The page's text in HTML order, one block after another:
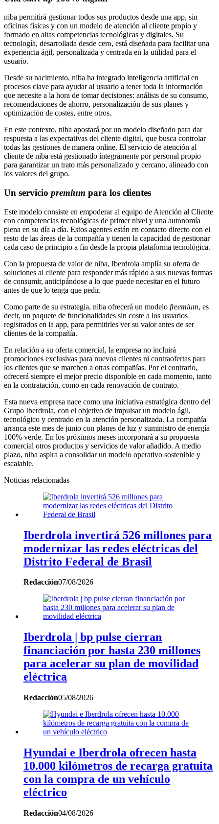
niba permitirá gestionar todos sus productos desde una app, sin
oficinas físicas y con un modelo de atención al cliente propio y
formado en altas competencias tecnológicas y digitales. Su
tecnología, desarrollada desde cero, está diseñada para facilitar una
experiencia ágil, personalizada y centrada en la utilidad para el
usuario.
Desde su nacimiento, niba ha integrado inteligencia artificial en
procesos clave para ayudar al usuario a tener toda la información
que necesite a la hora de tomar decisiones: análisis de su consumo,
recomendaciones de ahorro, personalización de sus planes y
optimización de costes, entre otros.
En este contexto, niba apostará por un modelo diseñado para dar
respuesta a las expectativas del cliente digital, que busca controlar
todas las gestiones de manera online. El servicio de atención al
cliente de niba está gestionado íntegramente por personal propio
para garantizar un trato más personalizado y cercano, alineado con
los valores del grupo.
Un servicio premium para los clientes
Este modelo consiste en empoderar al equipo de Atención al Cliente
con competencias tecnológicas de primer nivel y una autonomía
plena en su día a día. Estos agentes están en contacto directo con el
resto de las áreas de la compañía y tienen la capacidad de gestionar
cada caso de principio a fin desde la propia plataforma tecnológica.
Con la propuesta de valor de niba, Iberdrola amplía su oferta de
soluciones al cliente para responder más rápido a sus nuevas formas
de consumir, anticipándose a lo que puede necesitar en el futuro
antes de que lo tenga que pedir.
Como parte de su estrategia, niba ofrecerá un modelo freemium, es
decir, un paquete de funcionalidades sin coste a los usuarios
registrados en la app, para permitirles ver su valor antes de ser
clientes de la compañía.
En relación a su oferta comercial, la empresa no incluirá
promociones exclusivas para nuevos clientes ni contraofertas para
los clientes que se marchen a otras compañías. Por el contrario,
ofrecerá siempre el mejor precio disponible en cada momento, tanto
en la contratación, como en cada renovación de contrato.
Esta nueva empresa nace como una iniciativa estratégica dentro del
Grupo Iberdrola, con el objetivo de impulsar un modelo ágil,
tecnológico y centrado en la atención personalizada. La compañía
arranca este mes de junio con planes de luz y suministro de energía
100% verde. En los próximos meses incorporará a su propuesta
comercial otros productos y servicios de valor añadido. A medio
plazo, niba aspira a consolidar un modelo operativo sostenible y
escalable.
Noticias relacionadas
Iberdrola invertirá 526 millones para
modernizar las redes eléctricas del
Distrito Federal de Brasil
Redacción07/08/2026
Iberdrola | bp pulse cierran
financiación por hasta 230 millones
para acelerar su plan de movilidad
eléctrica
Redacción05/08/2026
Hyundai e Iberdrola ofrecen hasta
10.000 kilómetros de recarga gratuita
con la compra de un vehículo
eléctrico
Redacción04/08/2026